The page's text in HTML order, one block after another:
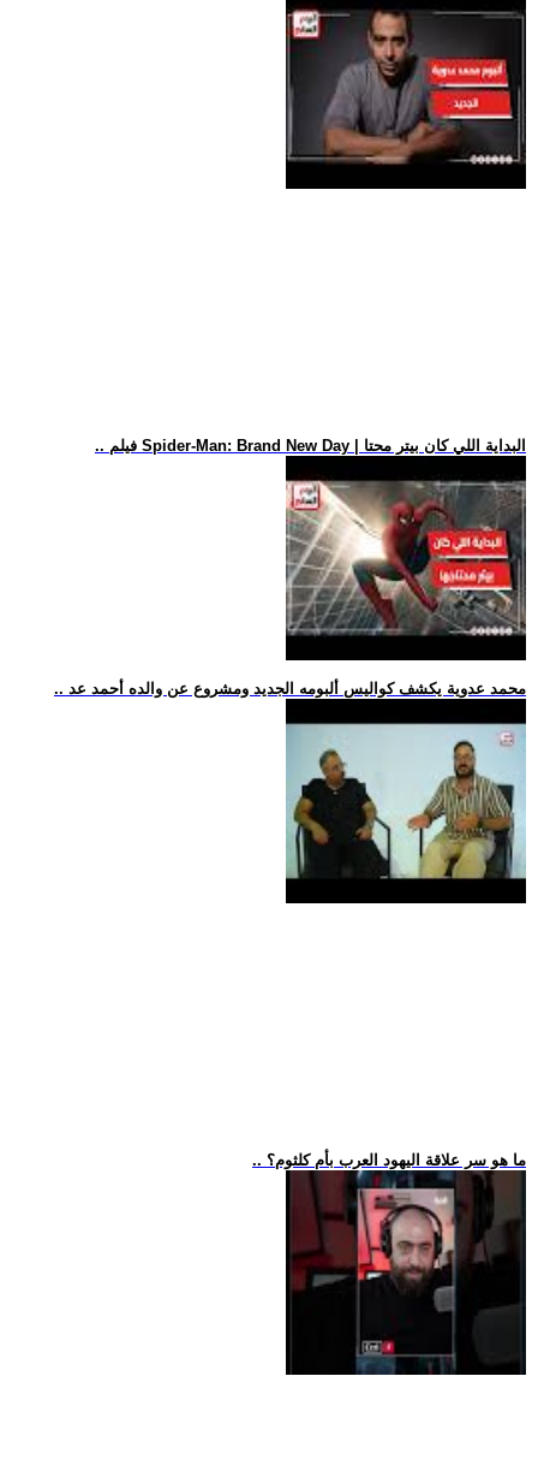
.. فيلم Spider-Man: Brand New Day | البداية اللي كان بيتر محتا
.. محمد عدوية يكشف كواليس ألبومه الجديد ومشروع عن والده أحمد عد
.. ما هو سر علاقة اليهود العرب بأم كلثوم؟